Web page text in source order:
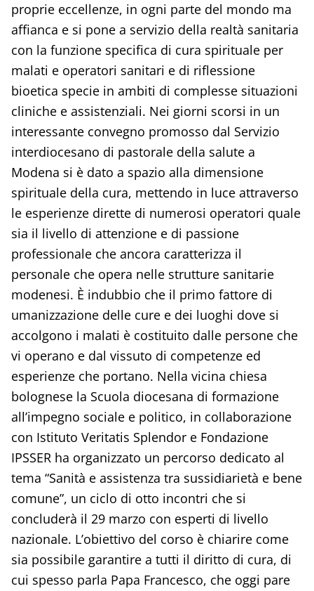
proprie eccellenze, in ogni parte del mondo ma
affianca e si pone a servizio della realtà sanitaria
con la funzione specifica di cura spirituale per
malati e operatori sanitari e di riflessione
bioetica specie in ambiti di complesse situazioni
cliniche e assistenziali. Nei giorni scorsi in un
interessante convegno promosso dal Servizio
interdiocesano di pastorale della salute a
Modena si è dato a spazio alla dimensione
spirituale della cura, mettendo in luce attraverso
le esperienze dirette di numerosi operatori quale
sia il livello di attenzione e di passione
professionale che ancora caratterizza il
personale che opera nelle strutture sanitarie
modenesi. È indubbio che il primo fattore di
umanizzazione delle cure e dei luoghi dove si
accolgono i malati è costituito dalle persone che
vi operano e dal vissuto di competenze ed
esperienze che portano. Nella vicina chiesa
bolognese la Scuola diocesana di formazione
all’impegno sociale e politico, in collaborazione
con Istituto Veritatis Splendor e Fondazione
IPSSER ha organizzato un percorso dedicato al
tema “Sanità e assistenza tra sussidiarietà e bene
comune”, un ciclo di otto incontri che si
concluderà il 29 marzo con esperti di livello
nazionale. L’obiettivo del corso è chiarire come
sia possibile garantire a tutti il diritto di cura, di
cui spesso parla Papa Francesco, che oggi pare